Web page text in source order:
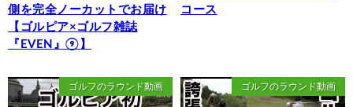
側を完全ノーカットでお届け
【ゴルピア×ゴルフ雑誌
『EVEN』⑨】
コース
ゴルフのラウンド動画 ゴルフのラウンド動画